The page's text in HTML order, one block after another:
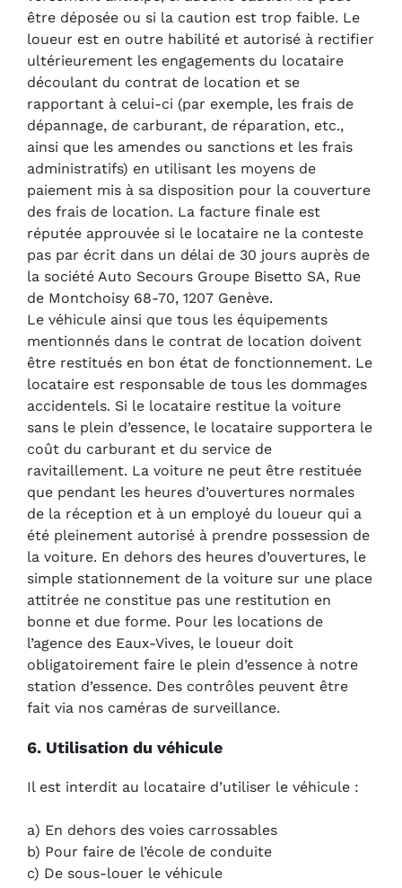
être déposée ou si la caution est trop faible. Le
loueur est en outre habilité et autorisé à rectifier
ultérieurement les engagements du locataire
découlant du contrat de location et se
rapportant à celui-ci (par exemple, les frais de
dépannage, de carburant, de réparation, etc.,
ainsi que les amendes ou sanctions et les frais
administratifs) en utilisant les moyens de
paiement mis à sa disposition pour la couverture
des frais de location. La facture finale est
réputée approuvée si le locataire ne la conteste
pas par écrit dans un délai de 30 jours auprès de
la société Auto Secours Groupe Bisetto SA, Rue
de Montchoisy 68-70, 1207 Genève.
Le véhicule ainsi que tous les équipements
mentionnés dans le contrat de location doivent
être restitués en bon état de fonctionnement. Le
locataire est responsable de tous les dommages
accidentels. Si le locataire restitue la voiture
sans le plein d’essence, le locataire supportera le
coût du carburant et du service de
ravitaillement. La voiture ne peut être restituée
que pendant les heures d’ouvertures normales
de la réception et à un employé du loueur qui a
été pleinement autorisé à prendre possession de
la voiture. En dehors des heures d’ouvertures, le
simple stationnement de la voiture sur une place
attitrée ne constitue pas une restitution en
bonne et due forme. Pour les locations de
l’agence des Eaux-Vives, le loueur doit
obligatoirement faire le plein d’essence à notre
station d’essence. Des contrôles peuvent être
fait via nos caméras de surveillance.
6. Utilisation du véhicule
Il est interdit au locataire d’utiliser le véhicule :
a) En dehors des voies carrossables
b) Pour faire de l’école de conduite
c) De sous-louer le véhicule